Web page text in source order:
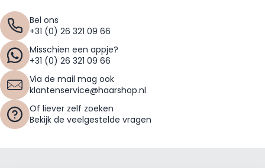
Bel ons
+31 (0) 26 321 09 66
Misschien een appje?
+31 (0) 26 321 09 66
Via de mail mag ook
klantenservice@haarshop.nl
Of liever zelf zoeken
Bekijk de veelgestelde vragen